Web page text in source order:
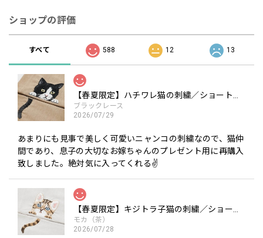
ショップの評価
すべて 588 12 13
【春夏限定】ハチワレ猫の刺繍／ショート・ロング／東かがわで一貫製造／UVケア／コットン100％
ブラックレース
2026/07/29
あまりにも見事で美しく可愛いニャンコの刺繍なので、猫仲
間であり、息子の大切なお嫁ちゃんのプレゼント用に再購入
致しました。絶対気に入ってくれる✌️
【春夏限定】キジトラ子猫の刺繍／ショート・ロング／東かがわで一貫製造／UVケア／コットン100％
モカ（茶）
2026/07/28